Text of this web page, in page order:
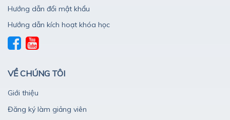
Hướng dẫn đổi mật khẩu
Hướng dẫn kích hoạt khóa học
VỀ CHÚNG TÔI
Giới thiệu
Đăng ký làm giảng viên